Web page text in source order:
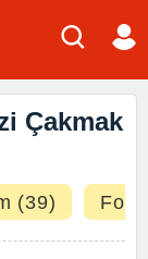
Çakmak
(39)